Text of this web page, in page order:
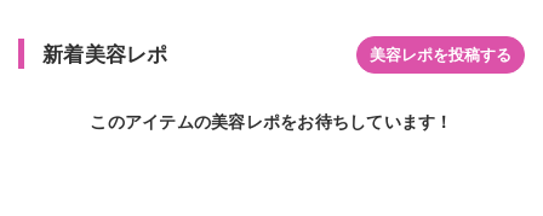
新着美容レポ 美容レポを投稿する
このアイテムの美容レポをお待ちしています！